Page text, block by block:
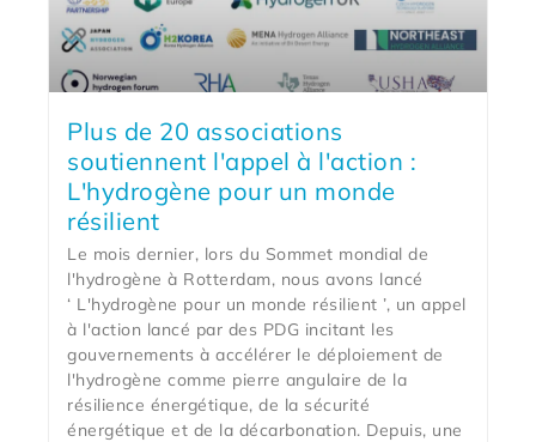
Plus de 20 associations
soutiennent l'appel à l'action :
L'hydrogène pour un monde
résilient
Le mois dernier, lors du Sommet mondial de
l'hydrogène à Rotterdam, nous avons lancé
‘ L'hydrogène pour un monde résilient ’, un appel
à l'action lancé par des PDG incitant les
gouvernements à accélérer le déploiement de
l'hydrogène comme pierre angulaire de la
résilience énergétique, de la sécurité
énergétique et de la décarbonation. Depuis, une